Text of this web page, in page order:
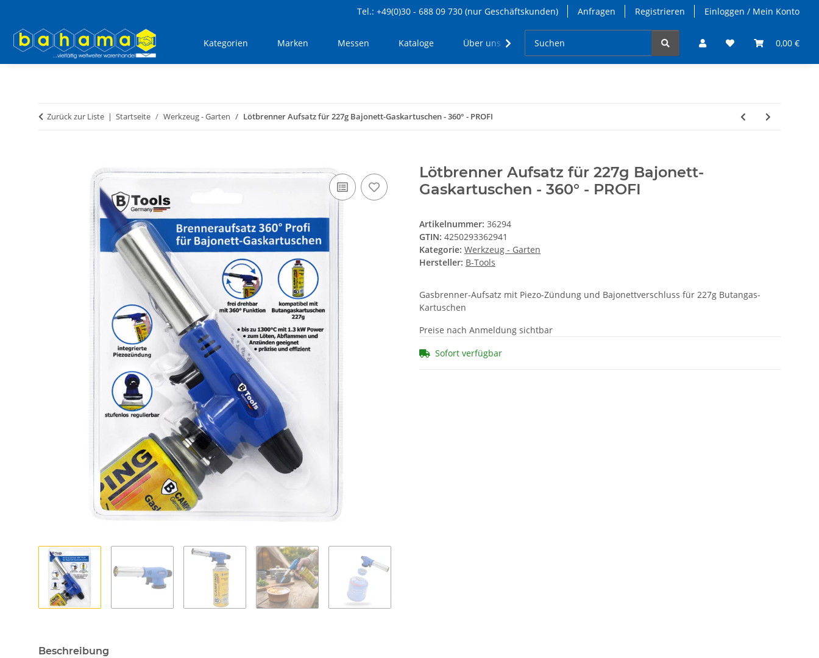
Tel.: +49(0)30 - 688 09 730 (nur Geschäftskunden) Anfragen Registrieren Einloggen / Mein Konto
0,00 €
Kategorien Marken Messen Kataloge Über uns Kontakt
Zurück zur Liste Startseite Werkzeug - Garten Lötbrenner Aufsatz für 227g Bajonett-Gaskartuschen - 360° - PROFI
Lötbrenner Aufsatz für 227g Bajonett-
Gaskartuschen - 360° - PROFI
Artikelnummer: 36294
GTIN: 4250293362941
Kategorie: Werkzeug - Garten
Hersteller: B-Tools
Gasbrenner-Aufsatz mit Piezo-Zündung und Bajonettverschluss für 227g Butangas-
Kartuschen
Preise nach Anmeldung sichtbar
Sofort verfügbar
Beschreibung